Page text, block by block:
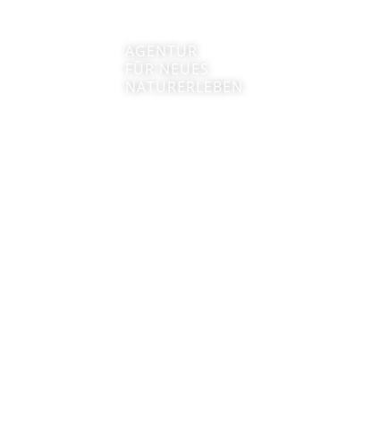
AGENTUR
FÜR NEUES
NATURERLEBEN